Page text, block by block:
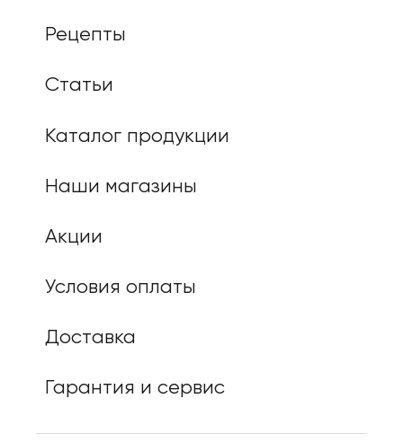
Рецепты
Статьи
Каталог продукции
Наши магазины
Акции
Условия оплаты
Доставка
Гарантия и сервис